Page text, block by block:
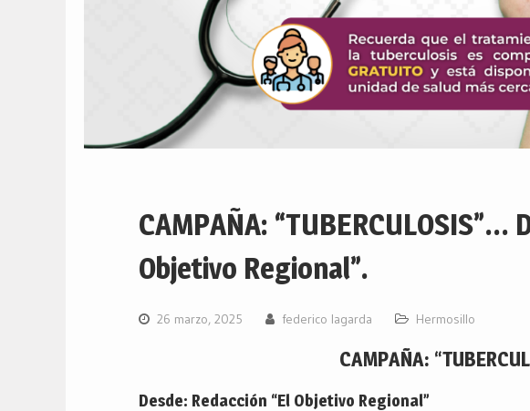
CAMPAÑA:
Objetivo Regional”.
26 marzo, 2025 federico lagarda Hermosillo
CAMPAÑA:
Desde: Redacción “El Objetivo Regional”